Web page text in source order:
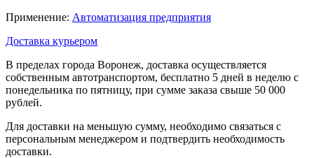
Применение: Автоматизация предприятия
Доставка курьером
В пределах города Воронеж, доставка осуществляется
собственным автотранспортом, бесплатно 5 дней в неделю с
понедельника по пятницу, при сумме заказа свыше 50 000
рублей.
Для доставки на меньшую сумму, необходимо связаться с
персональным менеджером и подтвердить необходимость
доставки.